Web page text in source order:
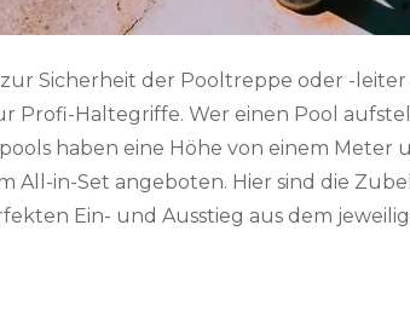
Sicherheit der Pooltreppe oder -
Profi-Haltegriffe. Wer einen Pool
haben eine Höhe von einem Meter
All-in-Set angeboten. Hier sind die
Ein- und Ausstieg aus dem